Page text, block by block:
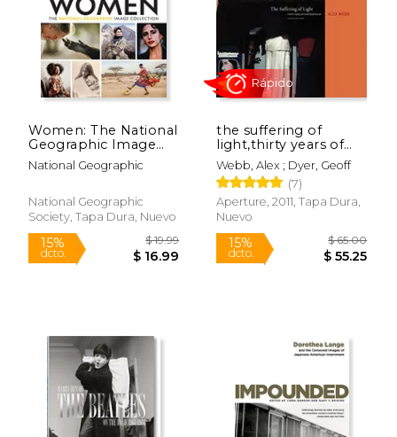
Women: The National
Geographic Image
Collection (National
Geographic
Inglés)
National Geographic
National Geographic
Society, Tapa Dura, Nuevo
15%
the suffering of
light,thirty years of
photographs by alex
webb (en Inglés)
Webb, Alex ; Dyer, Geoff
(7)
Aperture, 2011, Tapa Dura,
Nuevo
Rápido